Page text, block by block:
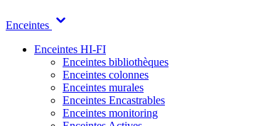
Enceintes
Enceintes HI-FI
Enceintes bibliothèques
Enceintes colonnes
Enceintes murales
Enceintes Encastrables
Enceintes monitoring